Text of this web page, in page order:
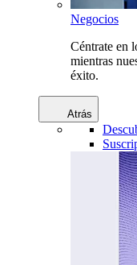
Negocios
Céntrate en
mientras
éxito.
Atrás